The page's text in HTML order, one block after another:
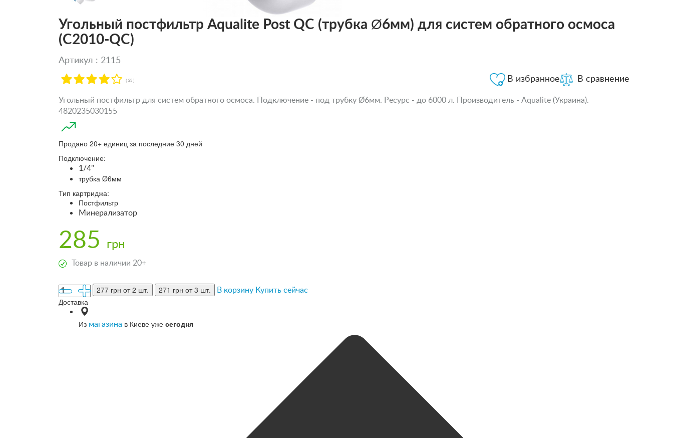
Угольный постфильтр Aqualite Post QC (трубка Ø6мм) для систем обратного осмоса
(C2010-QC)
Артикул : 2115
( 23 ) В сравнение
В избранное
Угольный постфильтр для систем обратного осмоса. Подключение - под трубку Ø6мм. Ресурс - до 6000 л. Производитель - Aqualite (Украина).
4820235030155
Продано 20+ единиц за последние 30 дней
Подключение:
1/4"
трубка Ø6мм
Тип картриджа:
Постфильтр
Минерализатор
285 грн
Товар в наличии 20+
277 грн от 2 шт. 271 грн от 3 шт. В корзину Купить сейчас
Доставка
Из магазина в Киеве уже сегодня